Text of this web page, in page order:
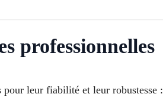
professionnelles
pour leur fiabilité et leur robustesse :